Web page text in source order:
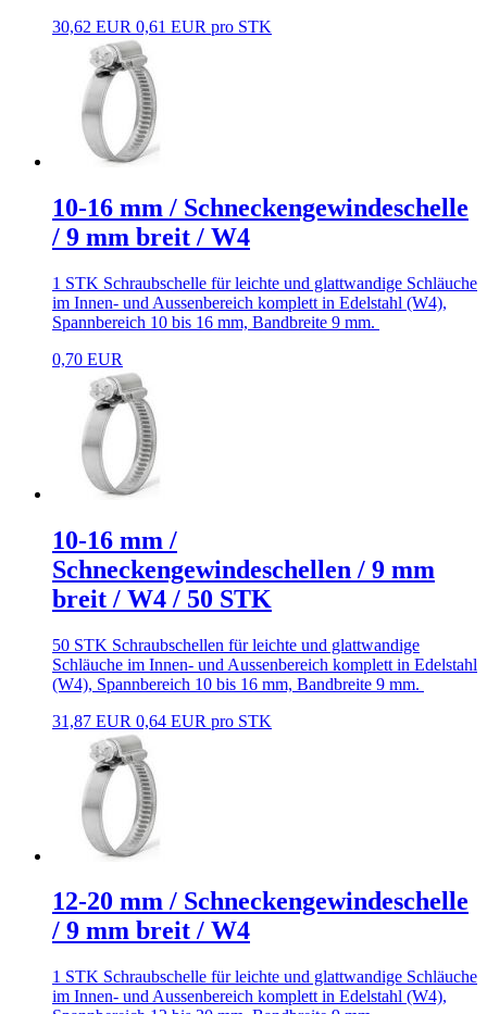
30,62 EUR 0,61 EUR pro STK
10-16 mm / Schneckengewindeschelle
/ 9 mm breit / W4
1 STK Schraubschelle für leichte und glattwandige Schläuche
im Innen- und Aussenbereich komplett in Edelstahl (W4),
Spannbereich 10 bis 16 mm, Bandbreite 9 mm.
0,70 EUR
10-16 mm /
Schneckengewindeschellen / 9 mm
breit / W4 / 50 STK
50 STK Schraubschellen für leichte und glattwandige
Schläuche im Innen- und Aussenbereich komplett in Edelstahl
(W4), Spannbereich 10 bis 16 mm, Bandbreite 9 mm.
31,87 EUR 0,64 EUR pro STK
12-20 mm / Schneckengewindeschelle
/ 9 mm breit / W4
1 STK Schraubschelle für leichte und glattwandige Schläuche
im Innen- und Aussenbereich komplett in Edelstahl (W4),